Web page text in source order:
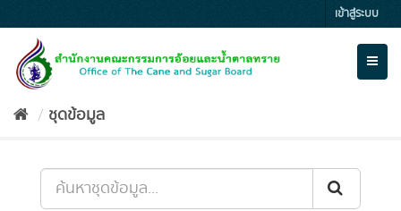
to
content
เข้าสู่ระบบ
ชุดข้อมูล